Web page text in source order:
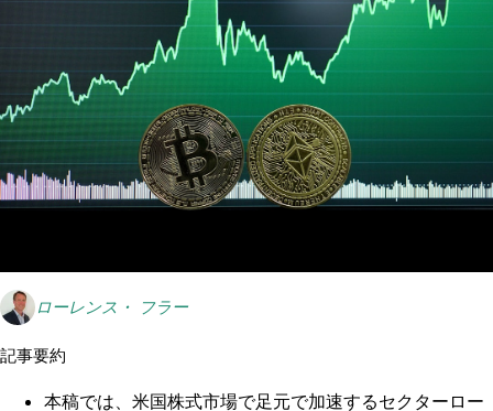
ローレンス・ フラー
記事要約
本稿では、米国株式市場で足元で加速するセクターロー